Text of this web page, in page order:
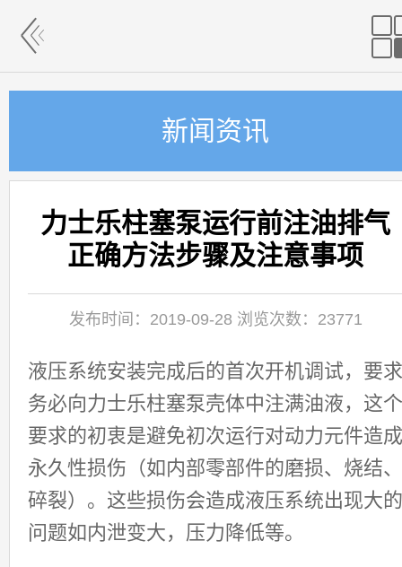
新闻资讯
力士乐柱塞泵运行前注油排气
正确方法步骤及注意事项
发布时间：2019-09-28 浏览次数：23771
液压系统安装完成后的首次开机调试，要求
务必向力士乐柱塞泵壳体中注满油液，这个
要求的初衷是避免初次运行对动力元件造成
永久性损伤（如内部零部件的磨损、烧结、
碎裂）。这些损伤会造成液压系统出现大的
问题如内泄变大，压力降低等。